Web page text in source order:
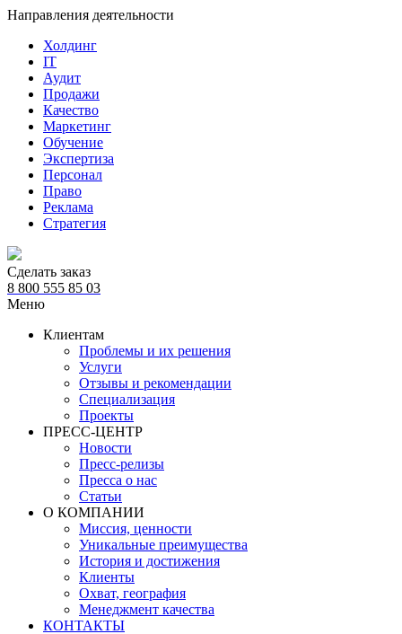
Направления деятельности
Холдинг
IT
Аудит
Продажи
Качество
Маркетинг
Обучение
Экспертиза
Персонал
Право
Реклама
Стратегия
Сделать заказ
8 800 555 85 03
Меню
Клиентам
Проблемы и их решения
Услуги
Отзывы и рекомендации
Специализация
Проекты
ПРЕСС-ЦЕНТР
Новости
Пресс-релизы
Пресса о нас
Статьи
О КОМПАНИИ
Миссия, ценности
Уникальные преимущества
История и достижения
Клиенты
Охват, география
Менеджмент качества
КОНТАКТЫ